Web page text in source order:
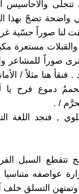
والأحاسيس
واضحة تضجّ
لنا صوراً حسّية
مستعرة
نرى صوراً
هنا مثلاً /
دموع فرح يا
/ .
, فنجد اللغة
تتقطع السبل
عواصفه متناسيا
التسلق خلف